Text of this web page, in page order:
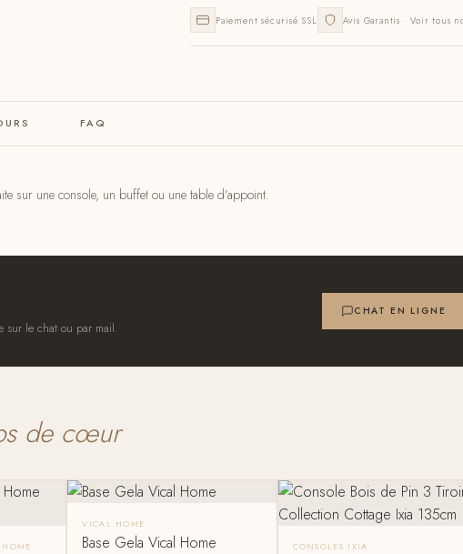
Paiement sécurisé SSL Avis Garantis · Voir tous
FAQ
sur une console, un buffet ou une table d’appoint.
sur le chat ou par mail.
CHAT EN LIGNE
de cœur
VICAL HOME
Base Gela Vical Home CONSOLES IXIA